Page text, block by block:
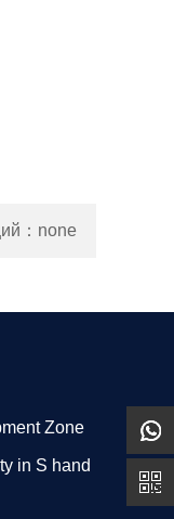
：none
Zone
in S hand